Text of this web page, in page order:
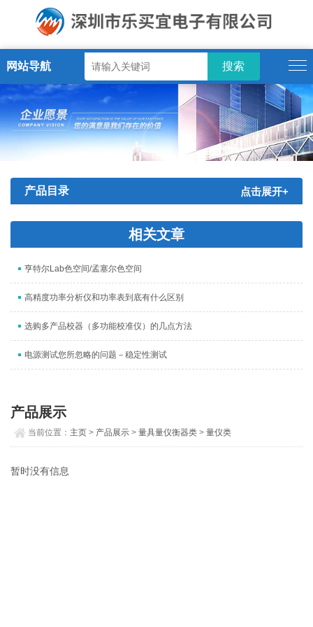
网站导航
产品目录 点击展开+
相关文章
亨特尔Lab色空间/孟塞尔色空间
高精度功率分析仪和功率表到底有什么区别
选购多产品校器（多功能校准仪）的几点方法
电源测试您所忽略的问题－稳定性测试
产品展示
当前位置： 主页 > 产品展示 >量具量仪衡器类 >量仪类
暂时没有信息